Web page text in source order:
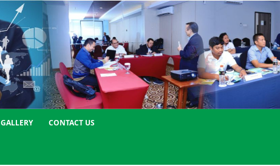
GALLERY CONTACT US